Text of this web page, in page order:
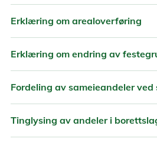
Erklæring om arealoverføring
Erklæring om endring av
Fordeling av sameieandeler ved
Tinglysing av andeler i